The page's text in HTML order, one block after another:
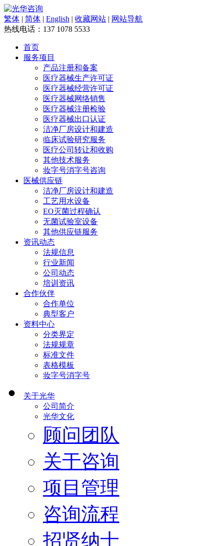
繁体 | 简体 | English | 收藏网站 | 网站导航
热线电话： 137 1078 5533
首页
服务项目
产品注册和备案
医疗器械生产许可证
医疗器械经营许可证
医疗器械网络销售
医疗器械注册检验
医疗器械出口认证
洁净厂房设计和建造
临床试验研究服务
医疗公司转让和收购
其他技术服务
妆字号消字号咨询
医械供应链
洁净厂房设计和建造
工艺用水设备
EO灭菌过程确认
无菌试验室设备
其他供应链服务
资讯动态
法规信息
行业新闻
公司动态
培训资讯
合作伙伴
合作单位
典型客户
资料中心
分类界定
法规规章
标准文件
表格模板
妆字号消字号
关于光华
公司简介
光华文化
顾问团队
关于咨询
项目管理
咨询流程
招贤纳士